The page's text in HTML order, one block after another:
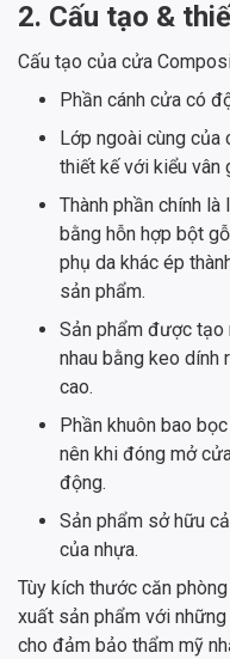
2. Cấu tạo &
Cấu tạo của cửa
Phần cánh cửa có
Lớp ngoài cùng
thiết kế với kiểu vân
Thành phần chính
bằng hỗn hợp bột
phụ da khác ép
sản phẩm.
Sản phẩm được tạo
nhau bằng keo dính
cao.
Phần khuôn bao
nên khi đóng mở
động.
Sản phẩm sở hữu
của nhựa.
Tùy kích thước căn
xuất sản phẩm với
cho đảm bảo thẩm mỹ